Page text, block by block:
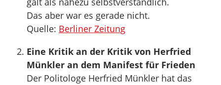
Das aber war es gerade nicht.
Quelle: Berliner Zeitung
Eine Kritik an der Kritik von Herfried
Münkler an dem Manifest für Frieden
Der Politologe Herfried Münkler hat das